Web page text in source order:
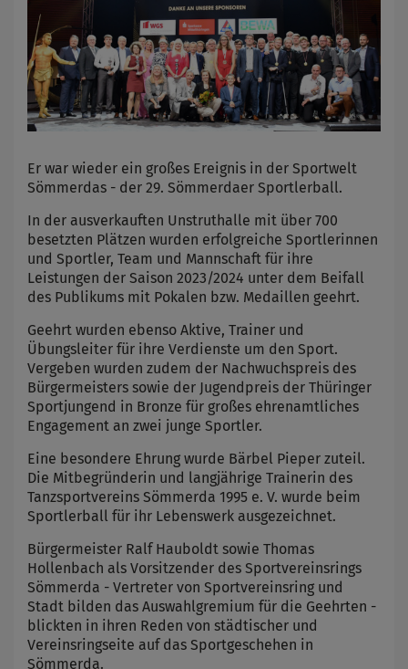
Er war wieder ein großes Ereignis in der Sportwelt
Sömmerdas - der 29. Sömmerdaer Sportlerball.
In der ausverkauften Unstruthalle mit über 700
besetzten Plätzen wurden erfolgreiche Sportlerinnen
und Sportler, Team und Mannschaft für ihre
Leistungen der Saison 2023/2024 unter dem Beifall
des Publikums mit Pokalen bzw. Medaillen geehrt.
Geehrt wurden ebenso Aktive, Trainer und
Übungsleiter für ihre Verdienste um den Sport.
Vergeben wurden zudem der Nachwuchspreis des
Bürgermeisters sowie der Jugendpreis der Thüringer
Sportjungend in Bronze für großes ehrenamtliches
Engagement an zwei junge Sportler.
Eine besondere Ehrung wurde Bärbel Pieper zuteil.
Die Mitbegründerin und langjährige Trainerin des
Tanzsportvereins Sömmerda 1995 e. V. wurde beim
Sportlerball für ihr Lebenswerk ausgezeichnet.
Bürgermeister Ralf Hauboldt sowie Thomas
Hollenbach als Vorsitzender des Sportvereinsrings
Sömmerda - Vertreter von Sportvereinsring und
Stadt bilden das Auswahlgremium für die Geehrten -
blickten in ihren Reden von städtischer und
Vereinsringseite auf das Sportgeschehen in
Sömmerda.